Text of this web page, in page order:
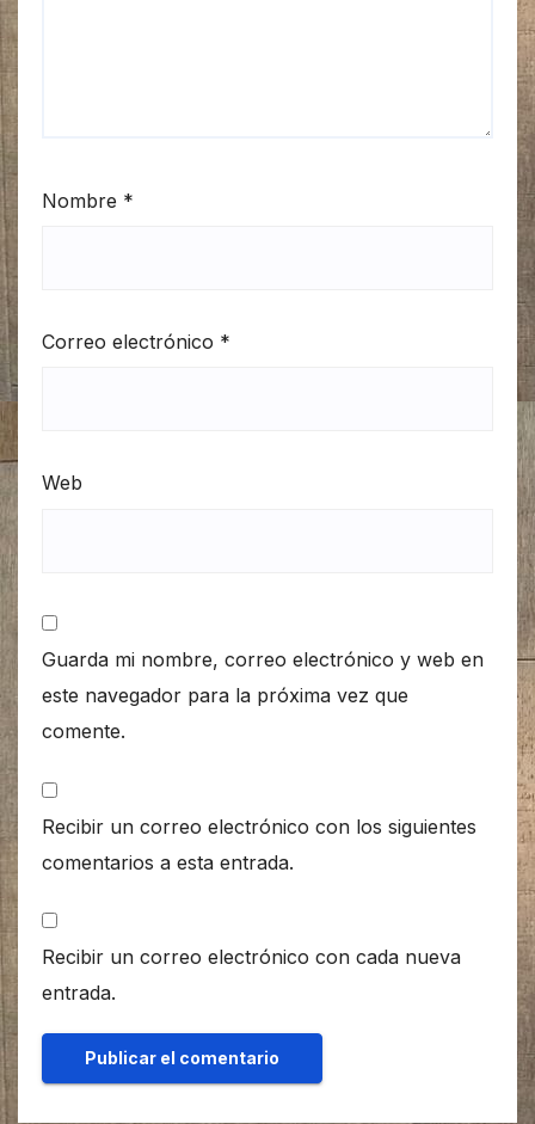
Nombre *
Correo electrónico *
Web
Guarda mi nombre, correo electrónico y web en
este navegador para la próxima vez que
comente.
Recibir un correo electrónico con los siguientes
comentarios a esta entrada.
Recibir un correo electrónico con cada nueva
entrada.